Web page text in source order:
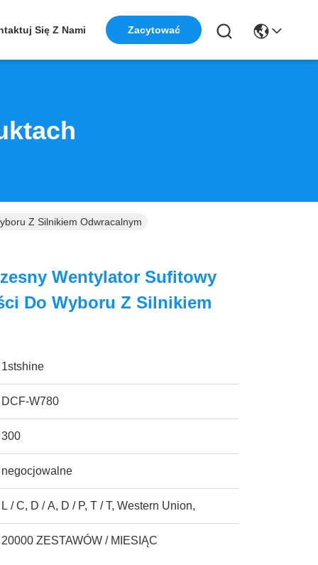
Się Z Nami Zacytować
Z Silnikiem Odwracalnym
Wentylator Sufitowy
Do Wyboru Z Silnikiem
1stshine
DCF-W780
300
negocjowalne
L / C, D / A, D / P, T / T, Western Union,
20000 ZESTAWÓW / MIESIĄC